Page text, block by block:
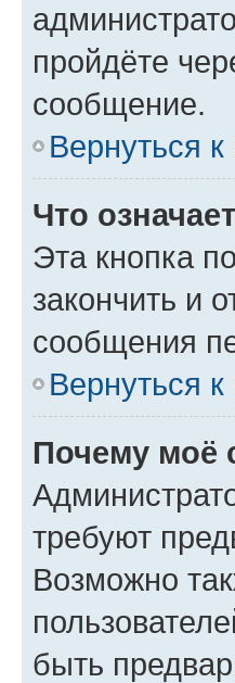
пройдёте
сообщение.
Вернуться к
Что
Эта кнопка
закончить и
сообщения
Вернуться к
Почему моё
требуют
Возможно
быть